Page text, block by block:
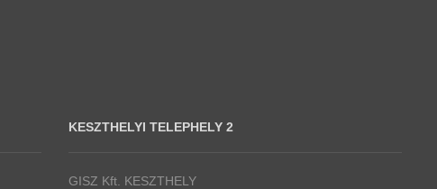
KESZTHELYI TELEPHELY 2
GISZ Kft. KESZTHELY